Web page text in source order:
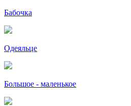
Бабочка
Одеяльце
Большое - маленькое